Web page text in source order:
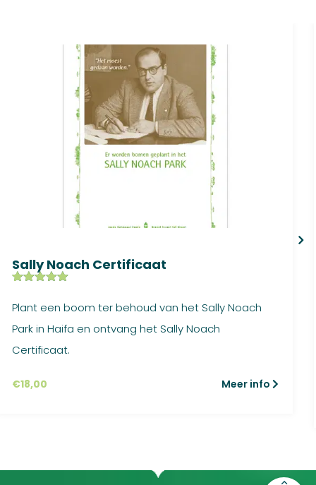
Sally Noach Certificaat
d
5.00
5
gebaseerd
opklant
waardering
Plant een boom ter behoud van het Sally Noach
Park in Haifa en ontvang het Sally Noach
Certificaat.
€18,00 Meer info